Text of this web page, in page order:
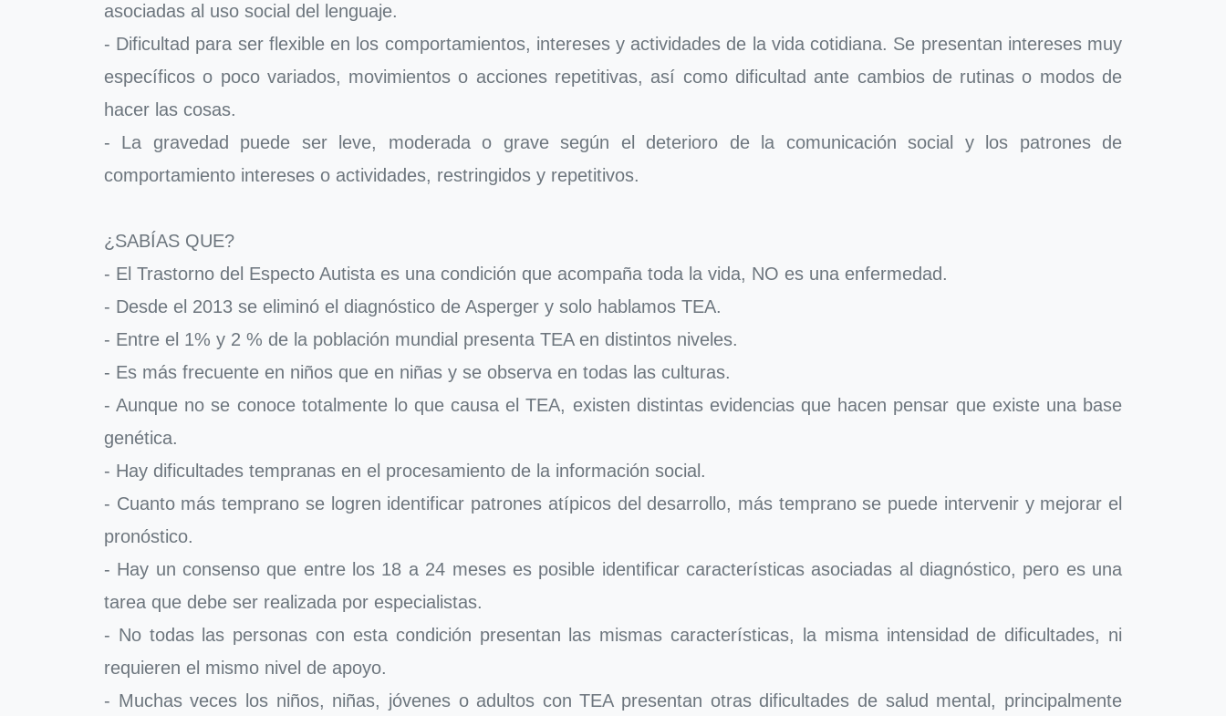
asociadas al uso social del lenguaje.
- Dificultad para ser flexible en los comportamientos, intereses y actividades de la vida cotidiana. Se presentan intereses muy
específicos o poco variados, movimientos o acciones repetitivas, así como dificultad ante cambios de rutinas o modos de
hacer las cosas.
- La gravedad puede ser leve, moderada o grave según el deterioro de la comunicación social y los patrones de
comportamiento intereses o actividades, restringidos y repetitivos.
¿SABÍAS QUE?
- El Trastorno del Especto Autista es una condición que acompaña toda la vida, NO es una enfermedad.
- Desde el 2013 se eliminó el diagnóstico de Asperger y solo hablamos TEA.
- Entre el 1% y 2 % de la población mundial presenta TEA en distintos niveles.
- Es más frecuente en niños que en niñas y se observa en todas las culturas.
- Aunque no se conoce totalmente lo que causa el TEA, existen distintas evidencias que hacen pensar que existe una base
genética.
- Hay dificultades tempranas en el procesamiento de la información social.
- Cuanto más temprano se logren identificar patrones atípicos del desarrollo, más temprano se puede intervenir y mejorar el
pronóstico.
- Hay un consenso que entre los 18 a 24 meses es posible identificar características asociadas al diagnóstico, pero es una
tarea que debe ser realizada por especialistas.
- No todas las personas con esta condición presentan las mismas características, la misma intensidad de dificultades, ni
requieren el mismo nivel de apoyo.
- Muchas veces los niños, niñas, jóvenes o adultos con TEA presentan otras dificultades de salud mental, principalmente